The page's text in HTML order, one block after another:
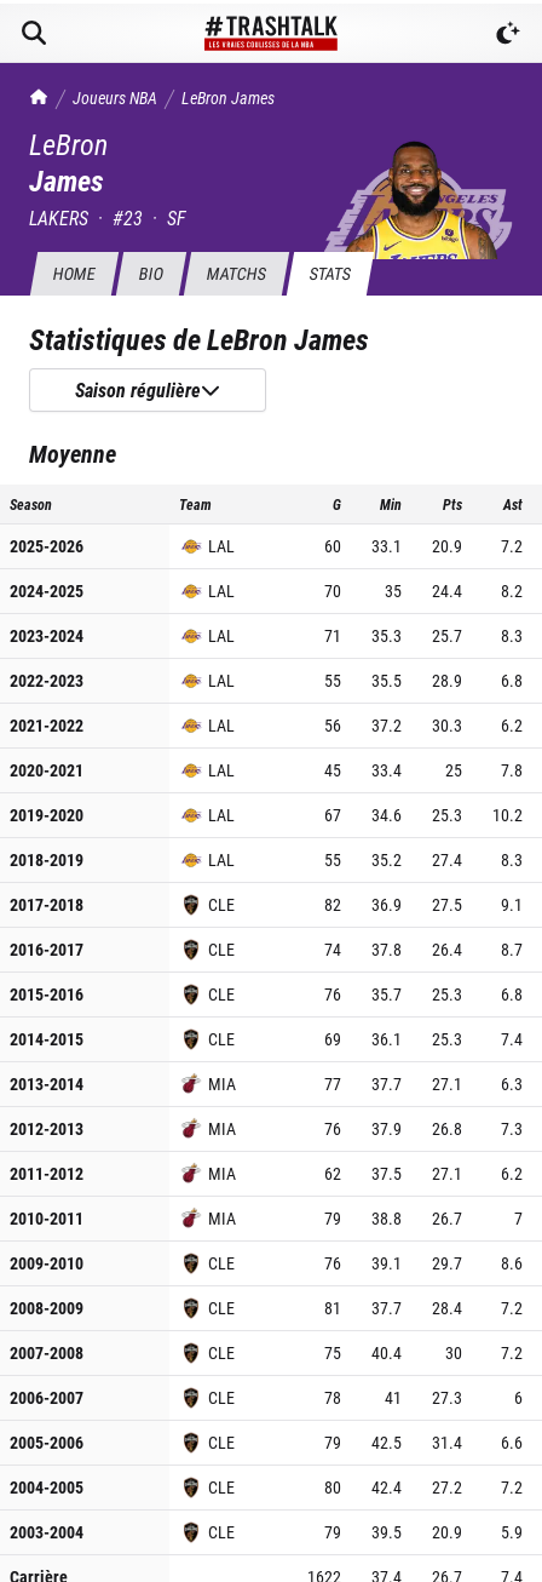
TrashTalk Actu NBA
Joueurs NBA LeBron James
LeBron
James
LAKERS · #23 · SF
HOME BIO MATCHS STATS
Statistiques deLeBron James
Saison régulière
Moyenne
Season Team G Min Pts Ast
2025-2026 LAL 60 33.1 20.9
7.2
2024-2025
LAL 70 35 24.4
8.2
2023-2024
LAL 71 35.3 25.7
8.3
2022-2023
LAL 55 35.5 28.9
6.8
2021-2022
LAL 56 37.2 30.3
6.2
2020-2021
LAL 45 33.4 25
7.8
2019-2020
LAL 67 34.6 25.3
10.2
2018-2019
LAL 55 35.2 27.4
8.3
2017-2018
CLE 82 36.9 27.5
9.1
2016-2017
CLE 74 37.8 26.4
8.7
2015-2016
CLE 76 35.7 25.3
6.8
2014-2015
CLE 69 36.1 25.3
7.4
2013-2014
MIA 77 37.7 27.1
6.3
2012-2013
MIA 76 37.9 26.8
7.3
2011-2012
MIA 62 37.5 27.1
6.2
2010-2011
MIA 79 38.8 26.7
7
2009-2010
CLE 76 39.1 29.7
8.6
2008-2009
CLE 81 37.7 28.4
7.2
2007-2008
CLE 75 40.4 30
7.2
2006-2007
CLE 78 41 27.3
6
2005-2006
CLE 79 42.5 31.4
6.6
2004-2005
CLE 80 42.4 27.2
7.2
2003-2004
CLE 79 39.5 20.9
5.9
Carrière
1622 37.4 26.7 7.4